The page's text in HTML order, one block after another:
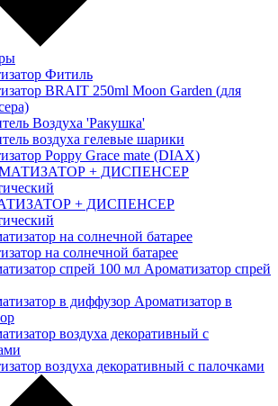
Фитиль
BRAIT 250ml Moon Garden (для
Воздуха 'Ракушка'
воздуха гелевые шарики
Poppy Grace mate (DIAX)
+ ДИСПЕНСЕР
на солнечной батарее
Ароматизатор спрей
Ароматизатор в
воздуха декоративный с палочками